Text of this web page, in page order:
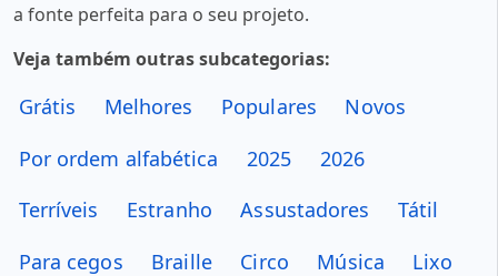
a fonte perfeita para o seu projeto.
Veja também outras subcategorias:
Grátis Melhores Populares
Novos
Por ordem alfabética
2025
2026
Terríveis
Estranho Assustadores
Tátil
Para cegos
Braille Circo Música
Lixo